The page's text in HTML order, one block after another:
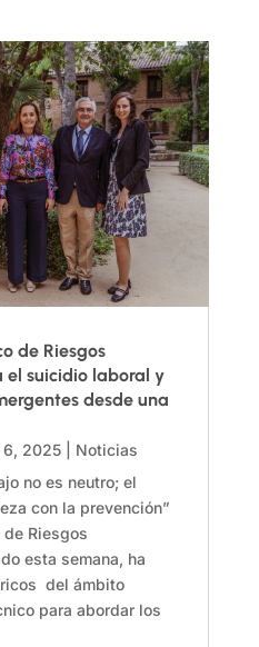
de Riesgos
el suicidio laboral y
desde una
6, 2025| Noticias
no es neutro; el
con la prevención”
Riesgos
esta semana, ha
del ámbito
para abordar los